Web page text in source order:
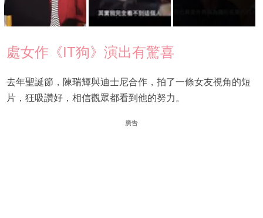
處女作《IT狗》演出有驚喜
去年聖誕節，陳瑞輝與迪士尼合作，拍了一條女友視角的短
片，狂吸讚好，相信觀眾都看到他的努力。
廣告